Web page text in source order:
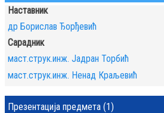
Наставник
др Борислав Ђорђевић
Сарадник
маст.струк.инж. Јадран Торбић
маст.струк.инж. Ненад Краљевић
Презентација предмета (1)